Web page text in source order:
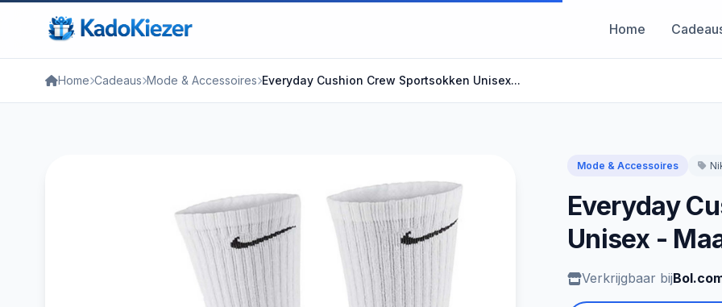
Home
Home Cadeaus Mode & Accessoires Everyday Cushion Crew Sportsokken Unisex...
Mode & Accessoires
Everyday
Unisex -
Verkrijgbaar bij